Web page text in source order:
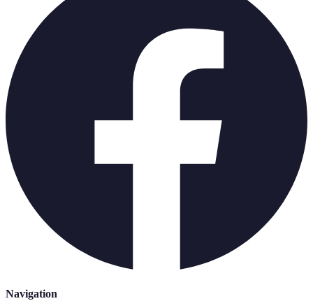
Navigation